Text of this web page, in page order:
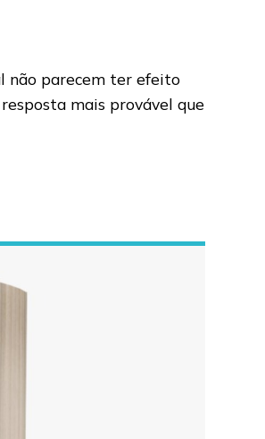
não parecem ter efeito
mais provável que